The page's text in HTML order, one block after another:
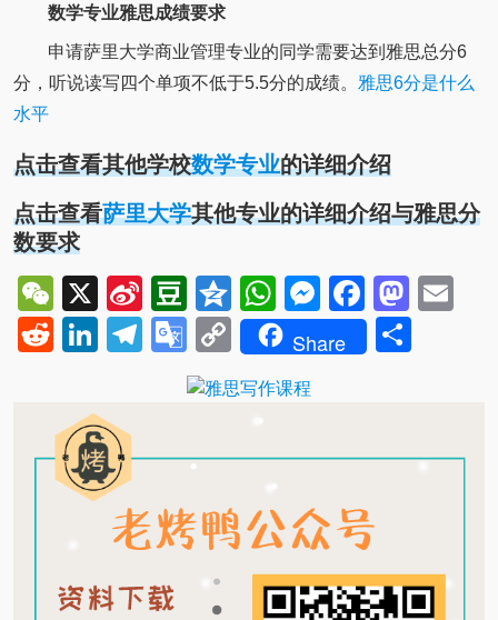
数学专业雅思成绩要求
申请萨里大学商业管理专业的同学需要达到雅思总分6
分，听说读写四个单项不低于5.5分的成绩。 雅思6分是什么
水平
点击查看其他学校数学专业的详细介绍
点击查看萨里大学其他专业的详细介绍与雅思分
数要求
WeChat
X
Sina
Weibo
Douban
QzoneWhatsApp
Messenger
RedditLinkedIn
Telegram
Google
Translate
Copy
Link
Share